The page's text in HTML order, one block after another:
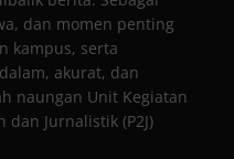
dan momen penting
kampus, serta
akurat, dan
naungan Unit Kegiatan
Jurnalistik (P2J)